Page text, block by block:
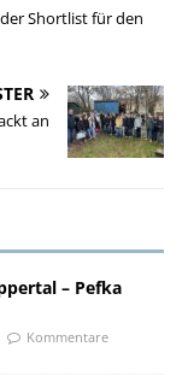
Shortlist für den
an
– Pefka
Kommentare